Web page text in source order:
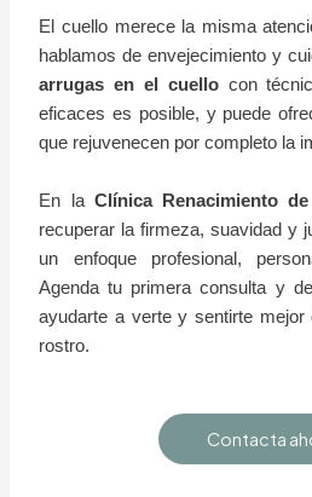
El cuello merece la misma
hablamos de envejecimiento y
arrugas en el cuellocon
eficaces es posible, y puede
que rejuvenecen por completo la
En la Clínica Renacimiento
recuperar la firmeza, suavidad y
un enfoque profesional,
Agenda tu primera consulta y
ayudarte a verte y sentirte
rostro.
Contacta